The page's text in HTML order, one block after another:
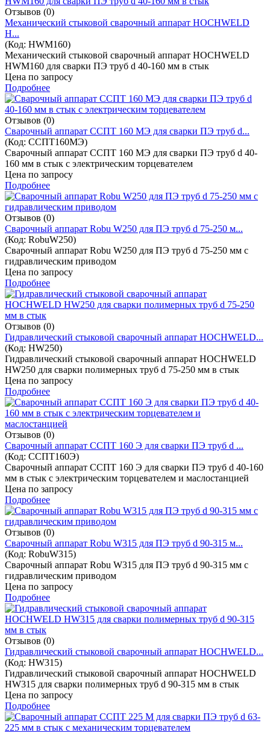
Отзывов (0)
Механический стыковой сварочный аппарат HOCHWELD
H...
(Код: HWM160)
Механический стыковой сварочный аппарат HOCHWELD
HWM160 для сварки ПЭ труб d 40-160 мм в стык
Цена по запросу
Подробнее
Отзывов (0)
Cварочный аппарат ССПТ 160 МЭ для сварки ПЭ труб d...
(Код: ССПТ160МЭ)
Cварочный аппарат ССПТ 160 МЭ для сварки ПЭ труб d 40-
160 мм в стык с электрическим торцевателем
Цена по запросу
Подробнее
Отзывов (0)
Cварочный аппарат Robu W250 для ПЭ труб d 75-250 м...
(Код: RobuW250)
Cварочный аппарат Robu W250 для ПЭ труб d 75-250 мм с
гидравлическим приводом
Цена по запросу
Подробнее
Отзывов (0)
Гидравлический стыковой сварочный аппарат HOCHWELD...
(Код: HW250)
Гидравлический стыковой сварочный аппарат HOCHWELD
HW250 для сварки полимерных труб d 75-250 мм в стык
Цена по запросу
Подробнее
Отзывов (0)
Cварочный аппарат ССПТ 160 Э для сварки ПЭ труб d ...
(Код: ССПТ160Э)
Cварочный аппарат ССПТ 160 Э для сварки ПЭ труб d 40-160
мм в стык с электрическим торцевателем и маслостанцией
Цена по запросу
Подробнее
Отзывов (0)
Cварочный аппарат Robu W315 для ПЭ труб d 90-315 м...
(Код: RobuW315)
Cварочный аппарат Robu W315 для ПЭ труб d 90-315 мм с
гидравлическим приводом
Цена по запросу
Подробнее
Отзывов (0)
Гидравлический стыковой сварочный аппарат HOCHWELD...
(Код: HW315)
Гидравлический стыковой сварочный аппарат HOCHWELD
HW315 для сварки полимерных труб d 90-315 мм в стык
Цена по запросу
Подробнее